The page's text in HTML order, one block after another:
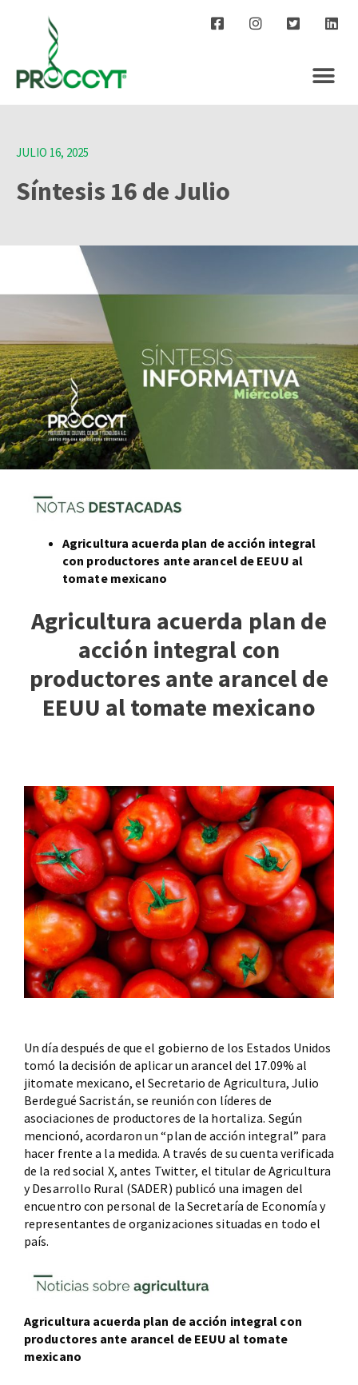
JULIO 16, 2025
Síntesis 16 de Julio
Agricultura acuerda plan de acción integral
con productores ante arancel de EEUU al
tomate mexicano
Agricultura acuerda plan de
acción integral con
productores ante arancel de
EEUU al tomate mexicano
Un día después de que el gobierno de los Estados Unidos
tomó la decisión de aplicar un arancel del 17.09% al
jitomate mexicano, el Secretario de Agricultura, Julio
Berdegué Sacristán, se reunión con líderes de
asociaciones de productores de la hortaliza. Según
mencionó, acordaron un “plan de acción integral” para
hacer frente a la medida. A través de su cuenta verificada
de la red social X, antes Twitter, el titular de Agricultura
y Desarrollo Rural (SADER) publicó una imagen del
encuentro con personal de la Secretaría de Economía y
representantes de organizaciones situadas en todo el
país.
Agricultura acuerda plan de acción integral con
productores ante arancel de EEUU al tomate
mexicano